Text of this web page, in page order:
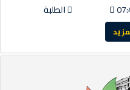
الطلبة